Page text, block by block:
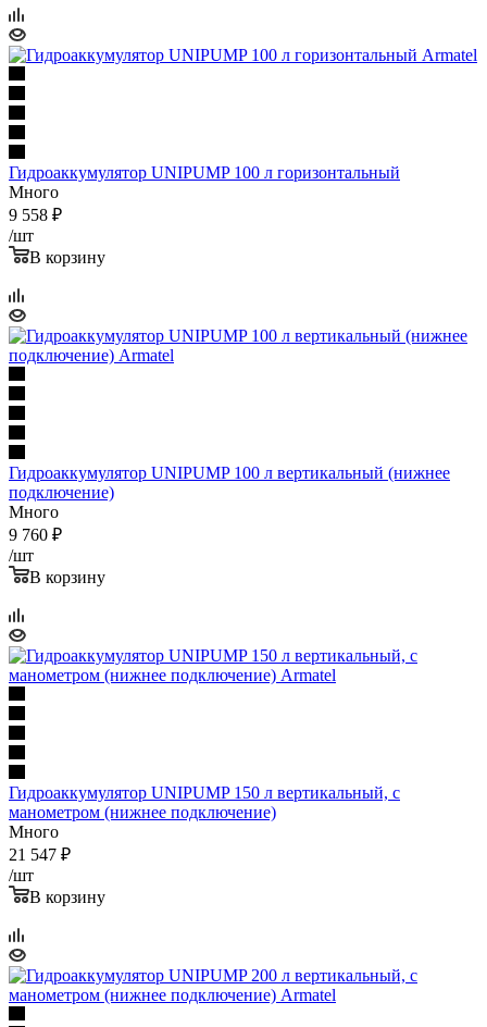
Гидроаккумулятор UNIPUMP 100 л горизонтальный
Много
9 558 ₽
/шт
В корзину
Гидроаккумулятор UNIPUMP 100 л вертикальный (нижнее
подключение)
Много
9 760 ₽
/шт
В корзину
Гидроаккумулятор UNIPUMP 150 л вертикальный, с
манометром (нижнее подключение)
Много
21 547 ₽
/шт
В корзину